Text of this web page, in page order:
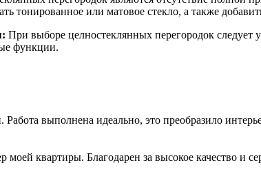
тонированное или матовое стекло, а также
При выборе целностеклянных перегородок
функции.
выполнена идеально, это преобразило
квартиры. Благодарен за высокое качество и